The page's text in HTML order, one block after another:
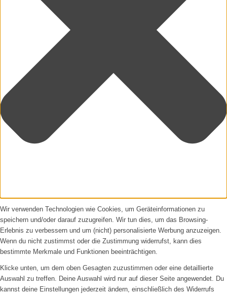
Wir verwenden Technologien wie Cookies, um Geräteinformationen zu
speichern und/oder darauf zuzugreifen. Wir tun dies, um das Browsing-
Erlebnis zu verbessern und um (nicht) personalisierte Werbung anzuzeigen.
Wenn du nicht zustimmst oder die Zustimmung widerrufst, kann dies
bestimmte Merkmale und Funktionen beeinträchtigen.
Klicke unten, um dem oben Gesagten zuzustimmen oder eine detaillierte
Auswahl zu treffen. Deine Auswahl wird nur auf dieser Seite angewendet. Du
kannst deine Einstellungen jederzeit ändern, einschließlich des Widerrufs